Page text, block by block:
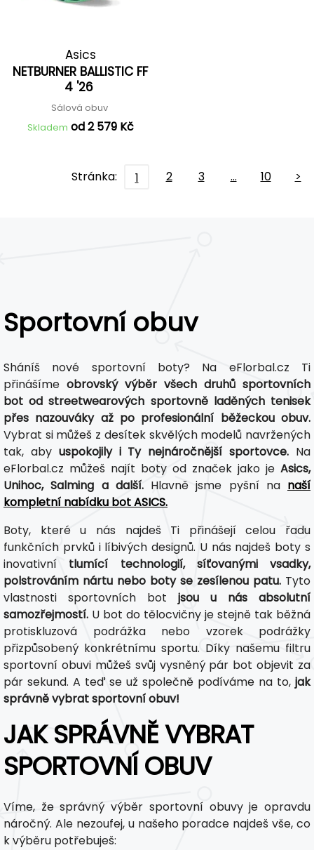
Asics
NETBURNER BALLISTIC FF
4 '26
Sálová obuv
Skladem od 2 579 Kč
Stránka: 1 2 3 … 10 >
Sportovní obuv
Sháníš nové sportovní boty? Na eFlorbal.cz Ti
přinášíme obrovský výběr všech druhů sportovních
bot od streetwearových sportovně laděných tenisek
přes nazouváky až po profesionální běžeckou obuv.
Vybrat si můžeš z desítek skvělých modelů navržených
tak, aby uspokojily i Ty nejnáročnější sportovce. Na
eFlorbal.cz můžeš najít boty od značek jako je Asics,
Unihoc, Salming a další.Hlavně jsme pyšní na naší
kompletní nabídku bot ASICS.
Boty, které u nás najdeš Ti přinášejí celou řadu
funkčních prvků i líbivých designů. U nás najdeš boty s
inovativní tlumící technologií, síťovanými vsadky,
polstrováním nártu nebo boty se zesílenou patu. Tyto
vlastnosti sportovních bot jsou u nás absolutní
samozřejmostí. U bot do tělocvičny je stejně tak běžná
protiskluzová podrážka nebo vzorek podrážky
přizpůsobený konkrétnímu sportu. Díky našemu filtru
sportovní obuvi můžeš svůj vysněný pár bot objevit za
pár sekund. A teď se už společně podíváme na to, jak
správně vybrat sportovní obuv!
JAK SPRÁVNĚ VYBRAT
SPORTOVNÍ OBUV
Víme, že správný výběr sportovní obuvy je opravdu
náročný. Ale nezoufej, u našeho poradce najdeš vše, co
k výběru potřebuješ: